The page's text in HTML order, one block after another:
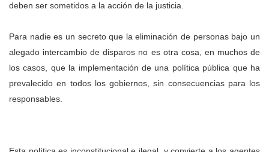
deben ser sometidos a la acción de la justicia.
Para nadie es un secreto que la eliminación de personas bajo un
alegado intercambio de disparos no es otra cosa, en muchos de
los casos, que la implementación de una política pública que ha
prevalecido en todos los gobiernos, sin consecuencias para los
responsables.